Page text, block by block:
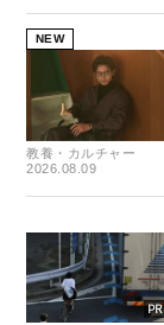
NEW
教養・カルチャー
2026.08.09